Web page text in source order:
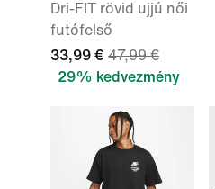
Dri-FIT rövid ujjú női
futófelső
33,99 € 47,99 €
29% kedvezmény